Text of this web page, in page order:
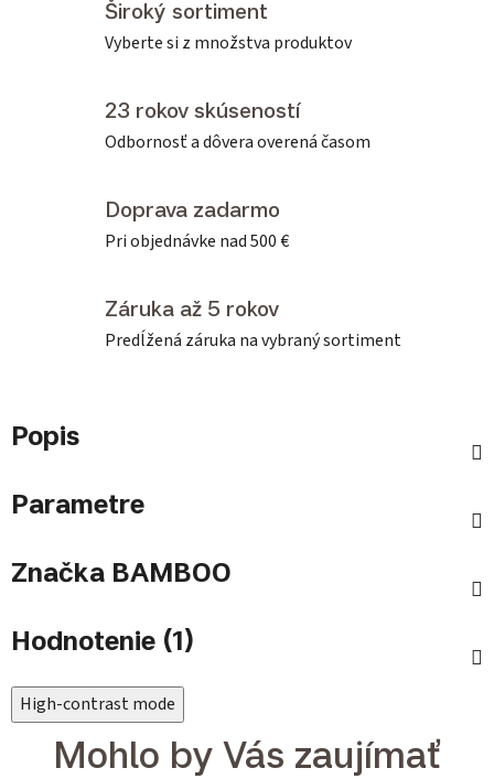
Široký sortiment
Vyberte si z množstva produktov
23 rokov skúseností
Odbornosť a dôvera overená časom
Doprava zadarmo
Pri objednávke nad 500 €
Záruka až 5 rokov
Predĺžená záruka na vybraný sortiment
Popis
Parametre
Značka BAMBOO
Hodnotenie (1)
High-contrast mode
Mohlo by Vás zaujímať